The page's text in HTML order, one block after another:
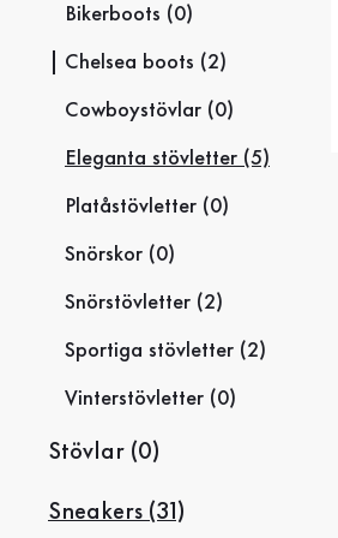
Bikerboots (0)
Chelsea boots (2)
Cowboystövlar (0)
Eleganta stövletter (5)
Platåstövletter (0)
Snörskor (0)
Snörstövletter (2)
Sportiga stövletter (2)
Vinterstövletter (0)
Stövlar (0)
Sneakers (31)